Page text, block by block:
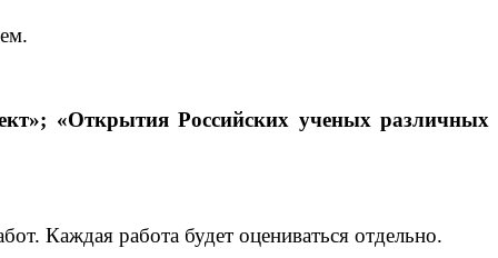
в будущем.
«Открытия Российских ученых различных
Каждая работа будет оцениваться отдельно.